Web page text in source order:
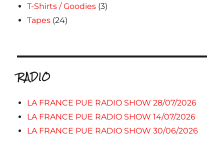
T-Shirts / Goodies (3)
Tapes (24)
RADIO
LA FRANCE PUE RADIO SHOW 28/07/2026
LA FRANCE PUE RADIO SHOW 14/07/2026
LA FRANCE PUE RADIO SHOW 30/06/2026